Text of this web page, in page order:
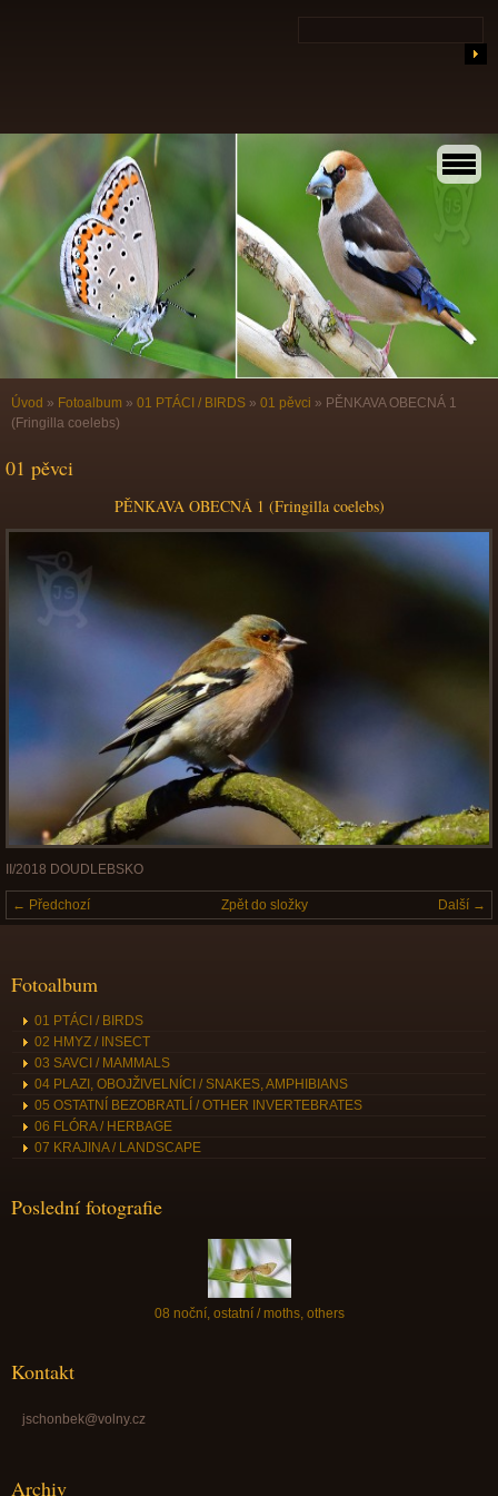
Úvod » Fotoalbum » 01 PTÁCI / BIRDS » 01 pěvci » PĚNKAVA OBECNÁ 1
(Fringilla coelebs)
01 pěvci
PĚNKAVA OBECNÁ 1 (Fringilla coelebs)
II/2018 DOUDLEBSKO
← Předchozí Další →
Zpět do složky
Fotoalbum
01 PTÁCI / BIRDS
02 HMYZ / INSECT
03 SAVCI / MAMMALS
04 PLAZI, OBOJŽIVELNÍCI / SNAKES, AMPHIBIANS
05 OSTATNÍ BEZOBRATLÍ / OTHER INVERTEBRATES
06 FLÓRA / HERBAGE
07 KRAJINA / LANDSCAPE
Poslední fotografie
08 noční, ostatní / moths, others
Kontakt
jschonbek@volny.cz
Archiv